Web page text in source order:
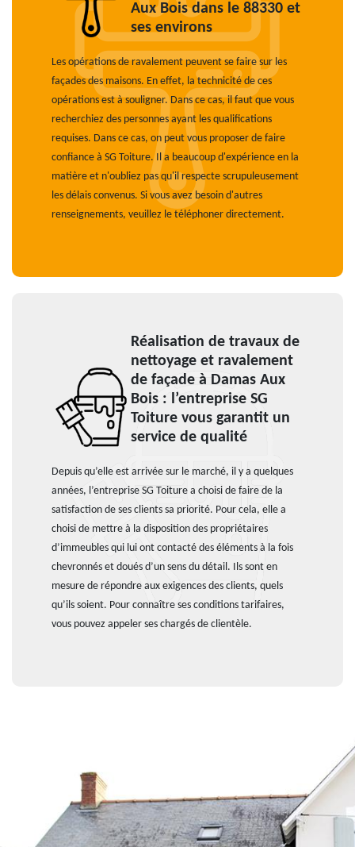
Aux Bois dans le 88330 et
ses environs
Les opérations de ravalement peuvent se faire sur les
façades des maisons. En effet, la technicité de ces
opérations est à souligner. Dans ce cas, il faut que vous
recherchiez des personnes ayant les qualifications
requises. Dans ce cas, on peut vous proposer de faire
confiance à SG Toiture. Il a beaucoup d'expérience en la
matière et n'oubliez pas qu'il respecte scrupuleusement
les délais convenus. Si vous avez besoin d'autres
renseignements, veuillez le téléphoner directement.
Réalisation de travaux de
nettoyage et ravalement
de façade à Damas Aux
Bois : l’entreprise SG
Toiture vous garantit un
service de qualité
Depuis qu’elle est arrivée sur le marché, il y a quelques
années, l’entreprise SG Toiture a choisi de faire de la
satisfaction de ses clients sa priorité. Pour cela, elle a
choisi de mettre à la disposition des propriétaires
d’immeubles qui lui ont contacté des éléments à la fois
chevronnés et doués d’un sens du détail. Ils sont en
mesure de répondre aux exigences des clients, quels
qu’ils soient. Pour connaître ses conditions tarifaires,
vous pouvez appeler ses chargés de clientèle.